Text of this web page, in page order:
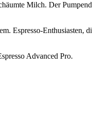
Milch. Der
Espresso-Enthusiasten,
Advanced Pro.